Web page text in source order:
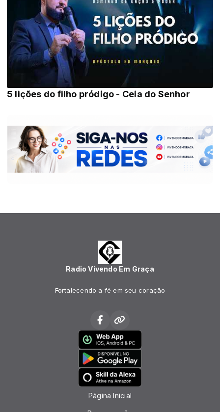
5 lições do filho pródigo - Ceia do Senhor
Radio Vivendo Em Graça
Fortalecendo a fé em seu coração
Página Inicial